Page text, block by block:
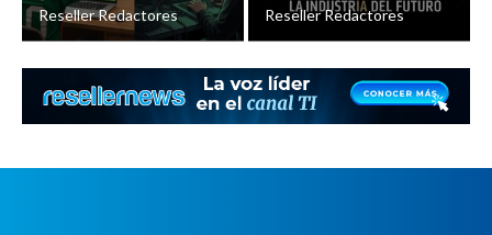
Reseller Redactores Reseller Redactores